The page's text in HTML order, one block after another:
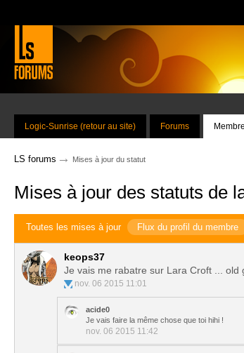
Logic-Sunrise (retour au site) Forums
LS forums → Mises à jour du statut
Mises à jour des statuts de
Toutes les mises à jour Flux du profil du membre
keops37
Je vais me rabatre sur Lara Croft ... old
nov. 06 2015 11:01
acide0
Je vais faire la même chose que toi hihi !
nov. 06 2015 11:42